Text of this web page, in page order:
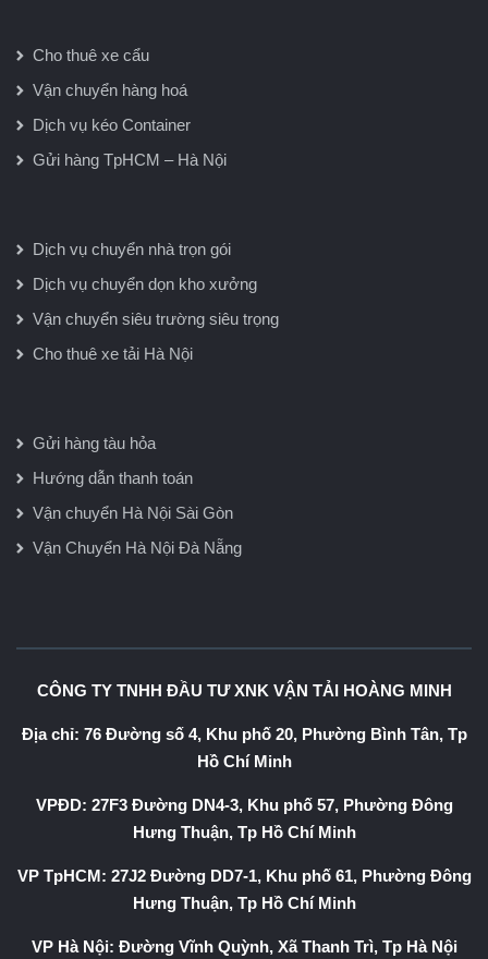
Cho thuê xe cẩu
Vận chuyển hàng hoá
Dịch vụ kéo Container
Gửi hàng TpHCM – Hà Nội
Dịch vụ chuyển nhà trọn gói
Dịch vụ chuyển dọn kho xưởng
Vận chuyển siêu trường siêu trọng
Cho thuê xe tải Hà Nội
Gửi hàng tàu hỏa
Hướng dẫn thanh toán
Vận chuyển Hà Nội Sài Gòn
Vận Chuyển Hà Nội Đà Nẵng
CÔNG TY TNHH ĐẦU TƯ XNK VẬN TẢI HOÀNG MINH
Địa chỉ: 76 Đường số 4, Khu phố 20, Phường Bình Tân, Tp
Hồ Chí Minh
VPĐD: 27F3 Đường DN4-3, Khu phố 57, Phường Đông
Hưng Thuận, Tp Hồ Chí Minh
VP TpHCM: 27J2 Đường DD7-1, Khu phố 61, Phường Đông
Hưng Thuận, Tp Hồ Chí Minh
VP Hà Nội: Đường Vĩnh Quỳnh, Xã Thanh Trì, Tp Hà Nội